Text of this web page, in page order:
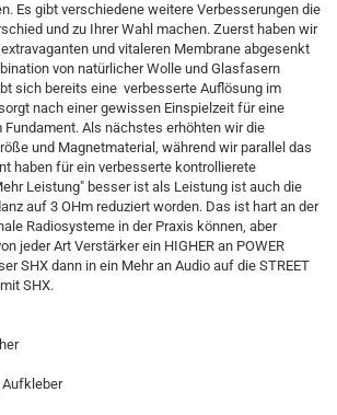
Es gibt verschiedene weitere Verbesserungen die
und zu Ihrer Wahl machen. Zuerst haben wir
und vitaleren Membrane abgesenkt
von natürlicher Wolle und Glasfasern
sich bereits eine verbesserte Auflösung im
nach einer gewissen Einspielzeit für eine
Als nächstes erhöhten wir die
und Magnetmaterial, während wir parallel das
haben für ein verbesserte kontrollierete
Leistung" besser ist als Leistung ist auch die
auf 3 OHm reduziert worden. Das ist hart an der
Radiosysteme in der Praxis können, aber
jeder Art Verstärker ein HIGHER an POWER
SHX dann in ein Mehr an Audio auf die STREET
SHX.
Aufkleber